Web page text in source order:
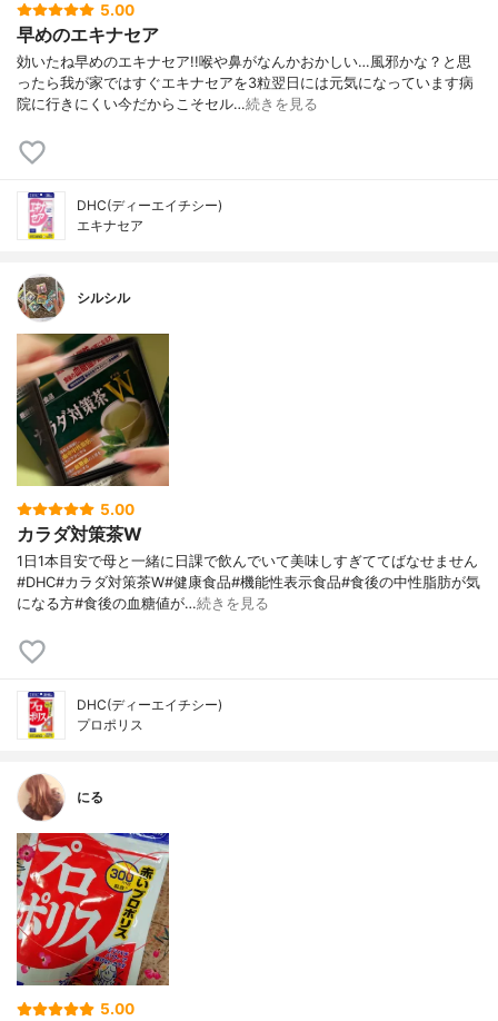
5.00
早めのエキナセア
効いたね早めのエキナセア!!喉や鼻がなんかおかしい…風邪かな？と思
ったら我が家ではすぐエキナセアを3粒翌日には元気になっています病
院に行きにくい今だからこそセル…続きを見る
DHC(ディーエイチシー)
エキナセア
シルシル
5.00
カラダ対策茶W
1日1本目安で母と一緒に日課で飲んでいて美味しすぎててばなせません
#DHC#カラダ対策茶W#健康食品#機能性表示食品#食後の中性脂肪が気
になる方#食後の血糖値が…続きを見る
DHC(ディーエイチシー)
プロポリス
にる
5.00